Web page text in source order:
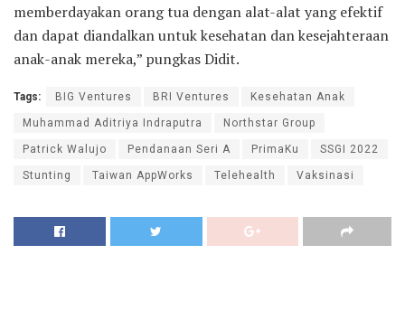
memberdayakan orang tua dengan alat-alat yang efektif
dan dapat diandalkan untuk kesehatan dan kesejahteraan
anak-anak mereka,” pungkas Didit.
Tags: BIG Ventures BRI Ventures Kesehatan Anak
Muhammad Aditriya Indraputra Northstar Group
Patrick Walujo Pendanaan Seri A PrimaKu SSGI 2022
Stunting Taiwan AppWorks Telehealth Vaksinasi